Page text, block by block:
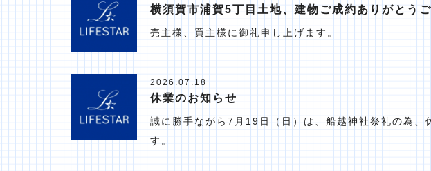
横須賀市浦賀5丁目土地、建物ご成約ありがとうご
売主様、買主様に御礼申し上げます。
2026.07.18
休業のお知らせ
誠に勝手ながら7月19日（日）は、船越神社祭礼の為、
す。